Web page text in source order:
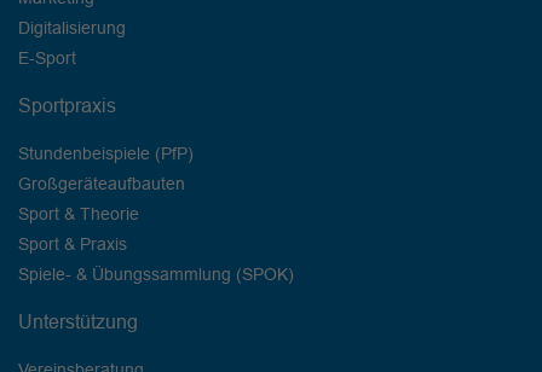
Digitalisierung
E-Sport
Sportpraxis
Stundenbeispiele (PfP)
Großgeräteaufbauten
Sport & Theorie
Sport & Praxis
Spiele- & Übungssammlung (SPOK)
Unterstützung